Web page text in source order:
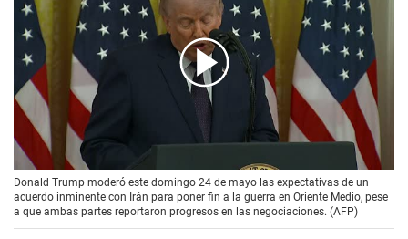
00:00
Donald Trump moderó este domingo 24 de mayo las expectativas de un
acuerdo inminente con Irán para poner fin a la guerra en Oriente Medio, pese
a que ambas partes reportaron progresos en las negociaciones. (AFP)